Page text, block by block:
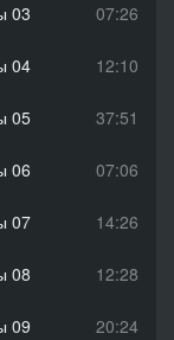
07:26
03
12:10
04
37:51
05
07:06
06
14:26
07
12:28
08
20:24
09